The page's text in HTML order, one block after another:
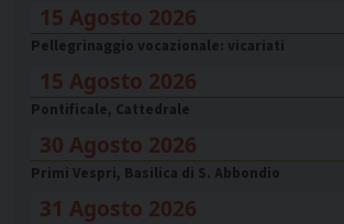
15 Agosto 2026
Pellegrinaggio vocazionale: vicariati
15 Agosto 2026
Pontificale, Cattedrale
30 Agosto 2026
Primi Vespri, Basilica di S. Abbondio
31 Agosto 2026